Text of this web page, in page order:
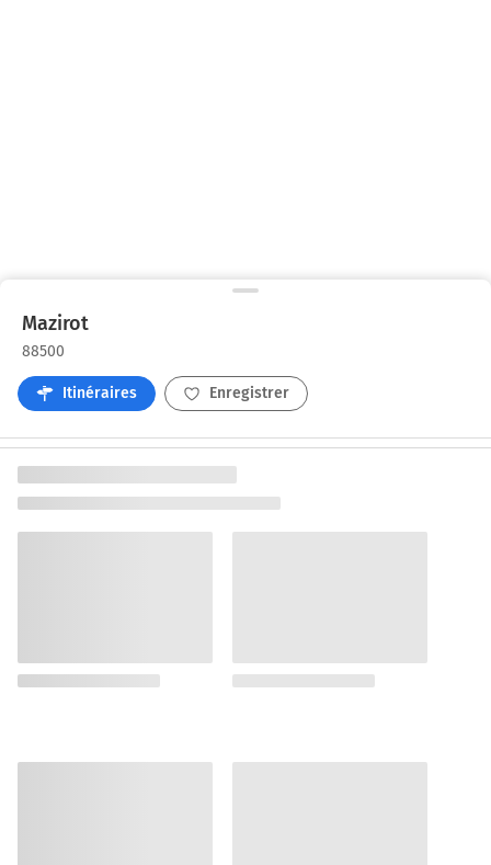
Mazirot
88500
Itinéraires Enregistrer